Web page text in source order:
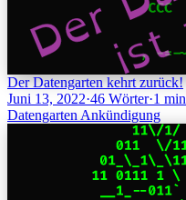
Der Datengarten kehrt zurück!
Juni 13, 2022·46 Wörter·1 min
Datengarten Ankündigung